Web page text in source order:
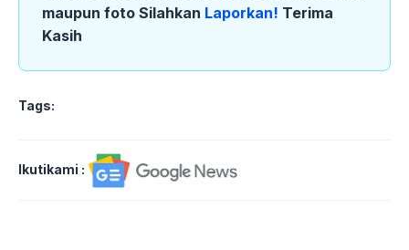
maupun foto Silahkan Laporkan! Terima
Kasih
Tags:
Ikutikami :